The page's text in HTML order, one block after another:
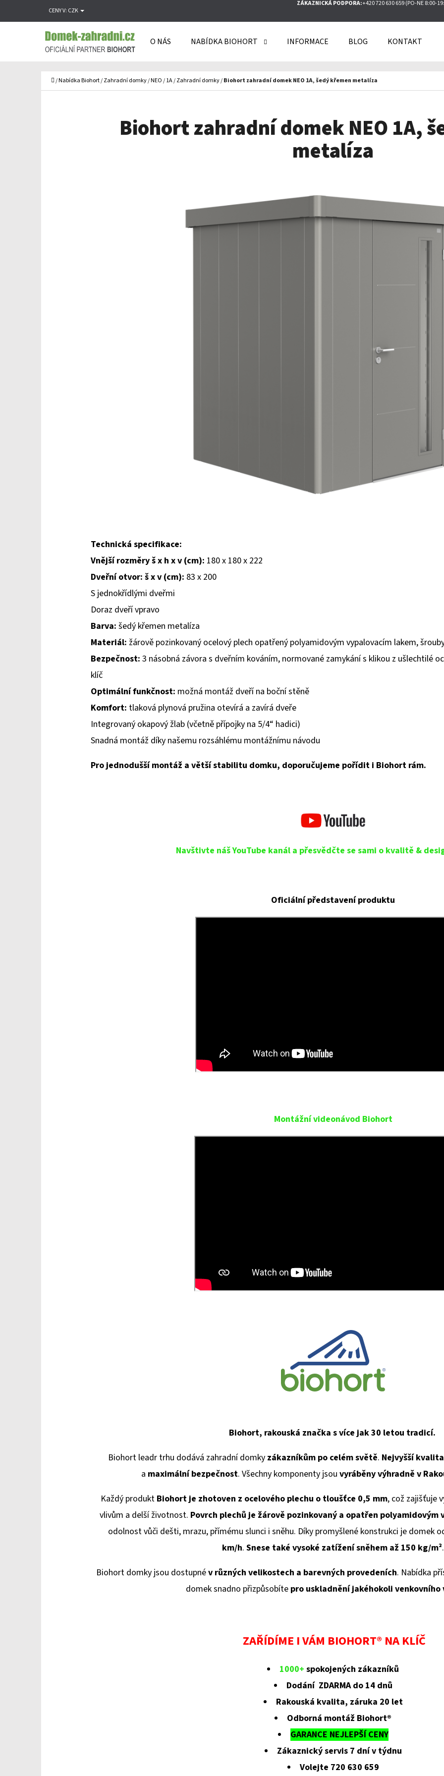
na
CENY V: CZK
ZÁKAZNICKÁ PODPORA:+420 720 630 659 (PO-NE 8:00-
O NÁS NABÍDKA BIOHORT INFORMACE BLOG KONTAKT
Domů
/Nabídka Biohort/Zahradní domky/NEO/1A/Zahradní domky/Biohort zahradní domek NEO 1A, šedý křemen metalíza
Biohort zahradní domek NEO 1A,
metalíza
Technická specifikace:
Vnější rozměry š x h x v (cm): 180 x 180 x 222
Dveřní otvor: š x v (cm): 83 x 200
S jednokřídlými dveřmi
Doraz dveří vpravo
Barva: šedý křemen metalíza
Materiál: žárově pozinkovaný ocelový plech opatřený polyamidovým vypalovacím lakem,
Bezpečnost: 3 násobná závora s dveřním kováním, normované zamykání s klikou z ušlechtilé
klíč
Optimální funkčnost: možná montáž dveří na boční stěně
Komfort: tlaková plynová pružina otevírá a zavírá dveře
Integrovaný okapový žlab (včetně přípojky na 5/4“ hadici)
Snadná montáž díky našemu rozsáhlému montážnímu návodu
Pro jednodušší montáž a větší stabilitu domku, doporučujeme pořídit i Biohort rám.
Navštivte náš YouTube kanál a přesvědčte se sami o kvalitě &
Oficiální představení produktu
Montážní videonávod Biohort
Biohort, rakouská značka s více jak 30 letou tradicí.
Biohort leadr trhu dodává zahradní domky zákazníkům po celém světě. Nejvyšší
a maximální bezpečnost. Všechny komponenty jsou vyráběny výhradně v
Každý produkt Biohort je zhotoven z ocelového plechu o tloušťce 0,5 mm, což zajišťuje
vlivům a delší životnost. Povrch plechů je žárově pozinkovaný a opatřen polyamidovým
odolnost vůči dešti, mrazu, přímému slunci i sněhu. Díky promyšlené konstrukci je domek
km/h. Snese také vysoké zatížení sněhem až 150 kg/m².
Biohort domky jsou dostupnév různých velikostech a barevných provedeních. Nabídka
domek snadno přizpůsobíte pro uskladnění jakéhokoli venkovního
ZAŘÍDÍME I VÁM BIOHORT® NA KLÍČ
1000+ spokojených zákazníků
Dodání ZDARMA do 14 dnů
Rakouská kvalita, záruka 20 let
Odborná montáž Biohort®
GARANCE NEJLEPŠÍ CENY
Zákaznický servis 7 dní v týdnu
Volejte 720 630 659
O
Zpět
obchodu
Zpět
obchodu
DOPORUČUJEME